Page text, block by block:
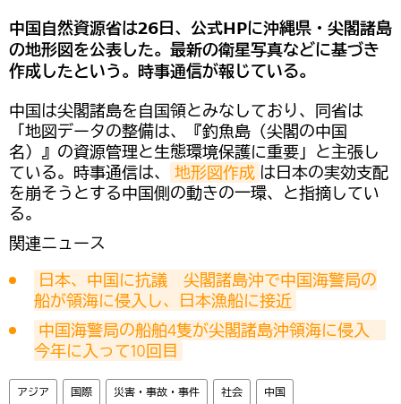
中国自然資源省は26日、公式HPに沖縄県・尖閣諸島
の地形図を公表した。最新の衛星写真などに基づき
作成したという。時事通信が報じている。
中国は尖閣諸島を自国領とみなしており、同省は
「地図データの整備は、『釣魚島（尖閣の中国
名）』の資源管理と生態環境保護に重要」と主張し
ている。時事通信は、
地形図作成 は日本の実効支配
を崩そうとする中国側の動きの一環、と指摘してい
る。
関連ニュース
日本、中国に抗議　尖閣諸島沖で中国海警局の
船が領海に侵入し、日本漁船に接近
中国海警局の船舶4隻が尖閣諸島沖領海に侵入
今年に入って10回目
アジア 国際 災害・事故・事件 社会 中国